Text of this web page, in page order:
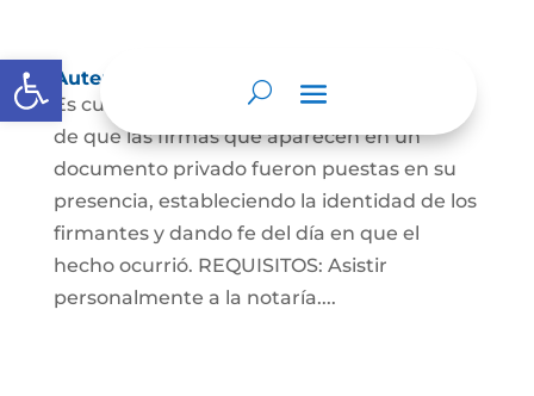
Abrir barra de herramientas
Autenticaciones
Es cuando el notario da testimonio escrito
de que las firmas que aparecen en un
documento privado fueron puestas en su
presencia, estableciendo la identidad de los
firmantes y dando fe del día en que el
hecho ocurrió. REQUISITOS: Asistir
personalmente a la notaría....